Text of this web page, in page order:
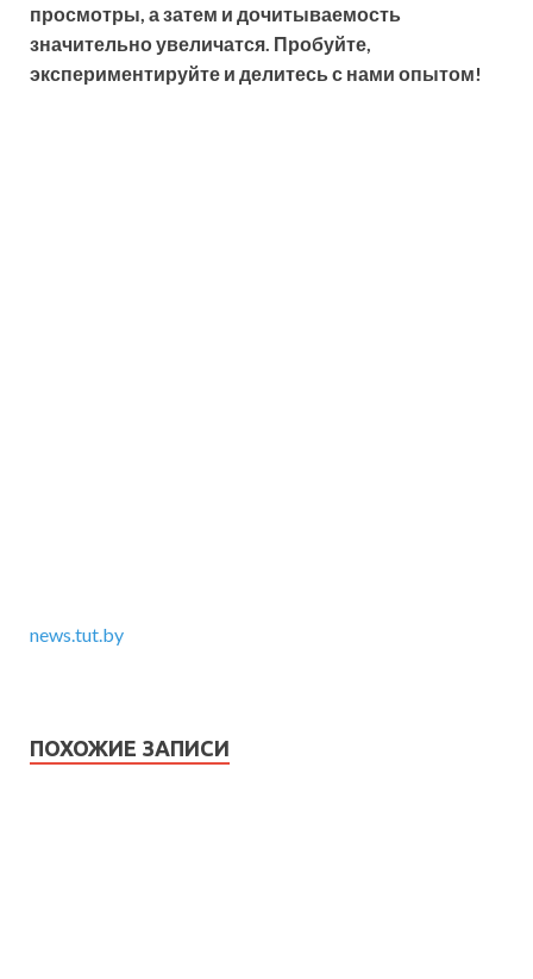
просмотры, а затем и дочитываемость
значительно увеличатся. Пробуйте,
экспериментируйте и делитесь с нами опытом!
news.tut.by
ПОХОЖИЕ ЗАПИСИ